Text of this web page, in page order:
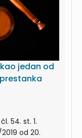
jedan od
54. st. 1.
od 20.